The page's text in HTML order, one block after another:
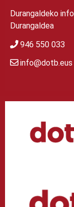
Durangaldeko
Durangaldea
946 550 033
info@dotb.eus